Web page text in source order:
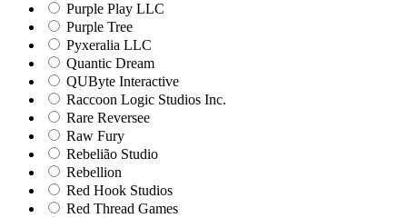
Purple Play LLC
Purple Tree
Pyxeralia LLC
Quantic Dream
QUByte Interactive
Raccoon Logic Studios Inc.
Rare Reversee
Raw Fury
Rebelião Studio
Rebellion
Red Hook Studios
Red Thread Games